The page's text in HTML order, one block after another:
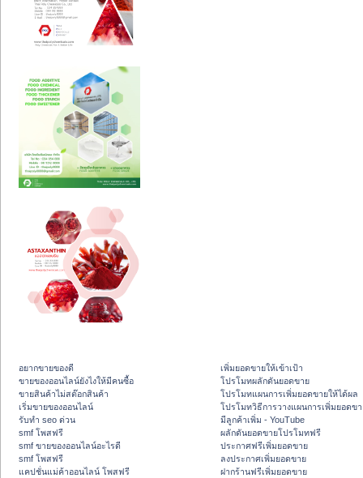
อยากขายของดี
ขายของออนไลน์ยังไงให้มีคนซื้อ
ขายสินค้าไม่สต๊อกสินค้า
เริ่มขายของออนไลน์
รับทำ seo ด่วน
smf โพสฟรี
smf ขายของออนไลน์อะไรดี
smf โพสฟรี
แคปชั่นแม่ค้าออนไลน์ โพสฟรี
เพิ่มยอดขายให้เข้าเป้า
โปรโมทผลักดันยอดขาย
โปรโมทแผนการเพิ่มยอดขายให้ได้ผล
โปรโมทวิธีการวางแผนการเพิ่มยอดข
มีลูกค้าเพิ่ม - YouTube
ผลักดันยอดขายโปรโมทฟรี
ประกาศฟรีเพิ่มยอดขาย
ลงประกาศเพิ่มยอดขาย
ฝากร้านฟรีเพิ่มยอดขาย